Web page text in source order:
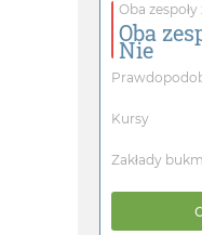
Oba
Oba
Nie
Kursy
Zakłady